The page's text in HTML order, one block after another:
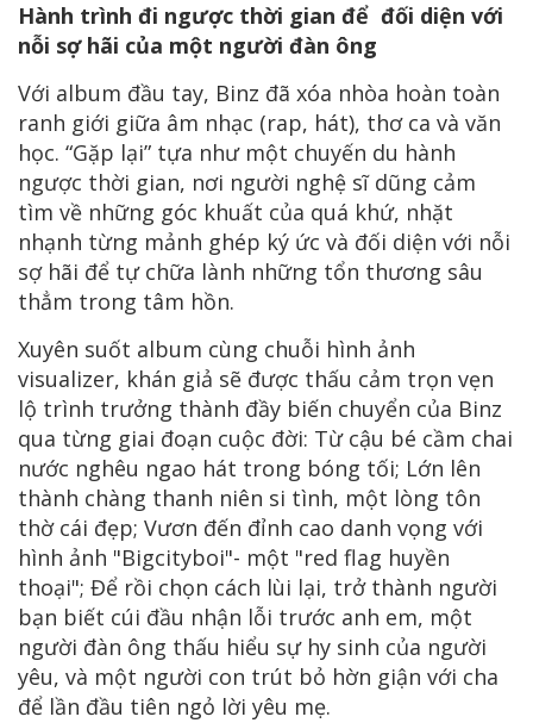
Hành trình đi ngược thời gian để đối diện với
nỗi sợ hãi của một người đàn ông
Với album đầu tay, Binz đã xóa nhòa hoàn toàn
ranh giới giữa âm nhạc (rap, hát), thơ ca và văn
học. “Gặp lại” tựa như một chuyến du hành
ngược thời gian, nơi người nghệ sĩ dũng cảm
tìm về những góc khuất của quá khứ, nhặt
nhạnh từng mảnh ghép ký ức và đối diện với nỗi
sợ hãi để tự chữa lành những tổn thương sâu
thẳm trong tâm hồn.
Xuyên suốt album cùng chuỗi hình ảnh
visualizer, khán giả sẽ được thấu cảm trọn vẹn
lộ trình trưởng thành đầy biến chuyển của Binz
qua từng giai đoạn cuộc đời: Từ cậu bé cầm chai
nước nghêu ngao hát trong bóng tối; Lớn lên
thành chàng thanh niên si tình, một lòng tôn
thờ cái đẹp; Vươn đến đỉnh cao danh vọng với
hình ảnh "Bigcityboi"- một "red flag huyền
thoại"; Để rồi chọn cách lùi lại, trở thành người
bạn biết cúi đầu nhận lỗi trước anh em, một
người đàn ông thấu hiểu sự hy sinh của người
yêu, và một người con trút bỏ hờn giận với cha
để lần đầu tiên ngỏ lời yêu mẹ.